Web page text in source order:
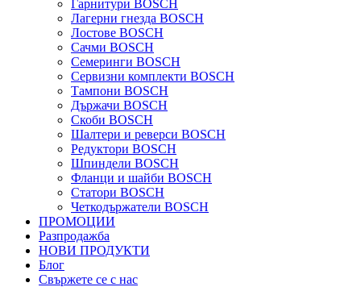
Гарнитури BOSCH
Лагерни гнезда BOSCH
Лостове BOSCH
Сачми BOSCH
Семеринги BOSCH
Сервизни комплекти BOSCH
Тампони BOSCH
Държачи BOSCH
Скоби BOSCH
Шалтери и реверси BOSCH
Редуктори BOSCH
Шпиндели BOSCH
Фланци и шайби BOSCH
Статори BOSCH
Четкодържатели BOSCH
ПРОМОЦИИ
Разпродажба
НОВИ ПРОДУКТИ
Блог
Свържете се с нас